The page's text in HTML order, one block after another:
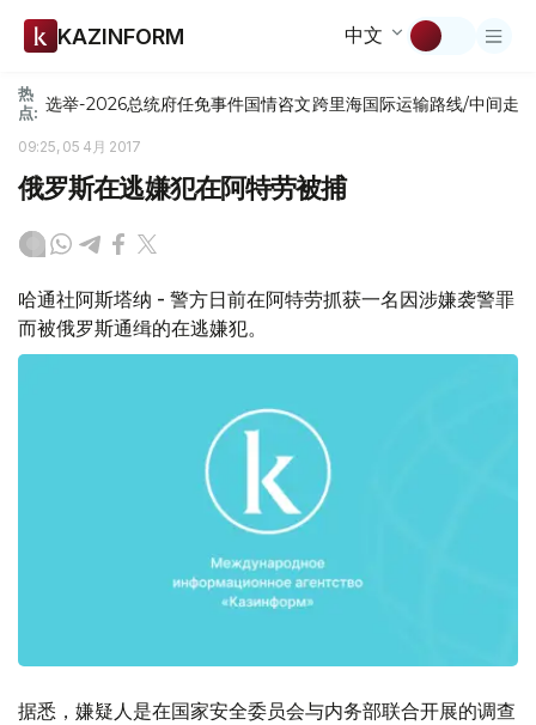
KAZINFORM 中文
热
点: 选举-2026总统府任免事件国情咨文跨里海国际运输路线/中间走廊
09:25, 05 4月 2017
俄罗斯在逃嫌犯在阿特劳被捕
哈通社阿斯塔纳 - 警方日前在阿特劳抓获一名因涉嫌袭警罪
而被俄罗斯通缉的在逃嫌犯。
据悉，嫌疑人是在国家安全委员会与内务部联合开展的调查